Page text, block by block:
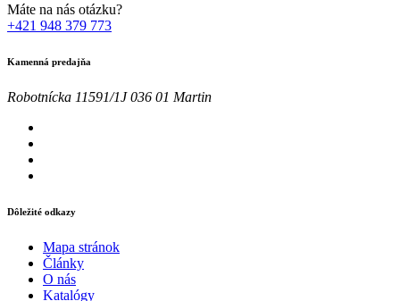
Máte na nás otázku?
+421 948 379 773
Kamenná predajňa
Robotnícka 11591/1J 036 01 Martin
Dôležité odkazy
Mapa stránok
Články
O nás
Katalógy